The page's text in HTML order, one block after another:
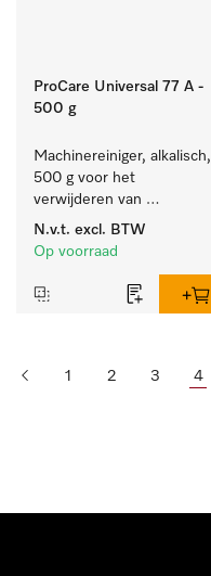
ProCare Universal 77 A -
500 g
Machinereiniger, alkalisch,
500 g voor het
verwijderen van
hardnekkige
zetmeelaanslag.
N.v.t. excl. BTW
Op voorraad
1 2 3 4